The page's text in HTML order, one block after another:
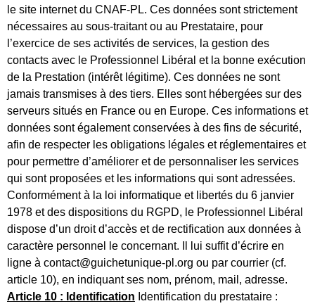
le site internet du CNAF-PL. Ces données sont strictement
nécessaires au sous-traitant ou au Prestataire, pour
l’exercice de ses activités de services, la gestion des
contacts avec le Professionnel Libéral et la bonne exécution
de la Prestation (intérêt légitime). Ces données ne sont
jamais transmises à des tiers. Elles sont hébergées sur des
serveurs situés en France ou en Europe. Ces informations et
données sont également conservées à des fins de sécurité,
afin de respecter les obligations légales et réglementaires et
pour permettre d’améliorer et de personnaliser les services
qui sont proposées et les informations qui sont adressées.
Conformément à la loi informatique et libertés du 6 janvier
1978 et des dispositions du RGPD, le Professionnel Libéral
dispose d’un droit d’accès et de rectification aux données à
caractère personnel le concernant. Il lui suffit d’écrire en
ligne à contact@guichetunique-pl.org ou par courrier (cf.
article 10), en indiquant ses nom, prénom, mail, adresse.
Article 10 : Identification Identification du prestataire :